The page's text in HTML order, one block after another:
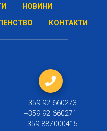
НОВИНИ
КОНТАКТИ
+359 92 660273
+359 92 660271
+359 887000415